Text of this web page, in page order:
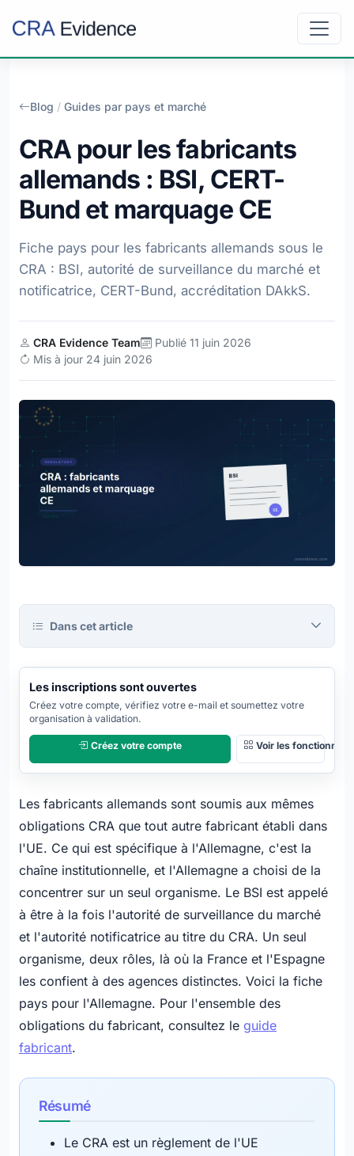
Blog / Guides par pays et marché
CRA pour les fabricants
allemands : BSI, CERT-
Bund et marquage CE
Fiche pays pour les fabricants allemands sous le
CRA : BSI, autorité de surveillance du marché et
notificatrice, CERT-Bund, accréditation DAkkS.
CRA Evidence Team
Publié 11 juin 2026
Mis à jour 24 juin 2026
Dans cet article
INSCRIPTIONS
OUVERTES
INSCRIPTIONS OUVERTES
Les inscriptions sont ouvertes
Créez votre compte, vérifiez votre e-mail et soumettez votre
organisation à validation.
Créez votre compte Voir les
Les fabricants allemands sont soumis aux mêmes
obligations CRA que tout autre fabricant établi dans
l'UE. Ce qui est spécifique à l'Allemagne, c'est la
chaîne institutionnelle, et l'Allemagne a choisi de la
concentrer sur un seul organisme. Le BSI est appelé
à être à la fois l'autorité de surveillance du marché
et l'autorité notificatrice au titre du CRA. Un seul
organisme, deux rôles, là où la France et l'Espagne
les confient à des agences distinctes. Voici la fiche
pays pour l'Allemagne. Pour l'ensemble des
obligations du fabricant, consultez le guide
fabricant.
Résumé
Le CRA est un règlement de l'UE